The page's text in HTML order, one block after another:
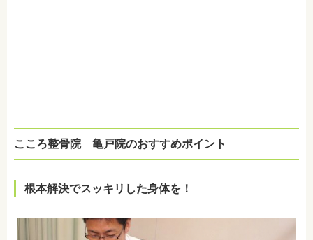
こころ整骨院 亀戸院のおすすめポイント
根本解決でスッキリした身体を！